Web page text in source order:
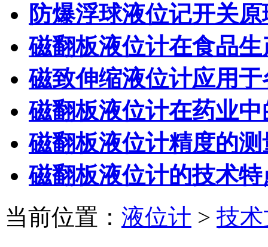
防爆浮球液位记开关
磁翻板液位计在食品
磁致伸缩液位计应用
磁翻板液位计在药业
磁翻板液位计精度的
磁翻板液位计的技术
当前位置： 液位计 > 技